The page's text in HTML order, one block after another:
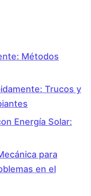
Métodos
Trucos y
Energía Solar:
para
en el